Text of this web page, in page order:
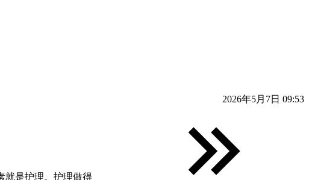
2026年5月7日 09:53
就是护理。护理做得